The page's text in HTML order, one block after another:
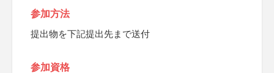
参加方法
提出物を下記提出先まで送付
参加資格